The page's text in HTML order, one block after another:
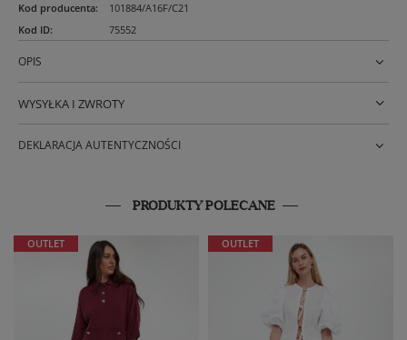
Kod producenta:
101884/A16F/C21
Kod ID: 75552
OPIS
WYSYŁKA I ZWROTY
DEKLARACJA AUTENTYCZNOŚCI
PRODUKTY POLECANE
OUTLET OUTLET